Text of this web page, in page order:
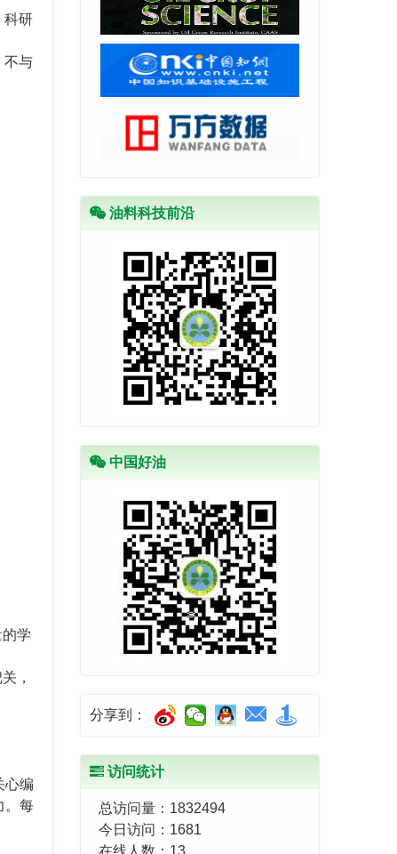
科研
不与
学
，
心编
。每
油料科技前沿
中国好油
分享到：
访问统计
总访问量： 1832494
今日访问： 1681
在线人数： 13